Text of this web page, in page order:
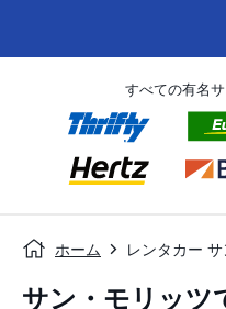
すべての有名
ホーム レンタカー
サン・モリッツ